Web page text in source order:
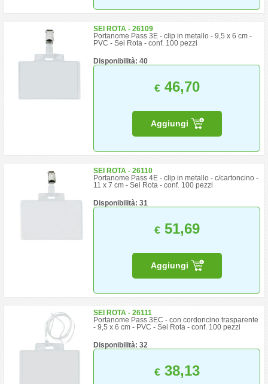
SEI ROTA - 26109
Portanome Pass 3E - clip in metallo - 9,5 x 6 cm -
PVC - Sei Rota - conf. 100 pezzi
Disponibilità: 40
€46,70
Aggiungi
SEI ROTA - 26110
Portanome Pass 4E - clip in metallo - c/cartoncino -
11 x 7 cm - Sei Rota - conf. 100 pezzi
Disponibilità: 31
€51,69
Aggiungi
SEI ROTA - 26111
Portanome Pass 3EC - con cordoncino trasparente
- 9,5 x 6 cm - PVC - Sei Rota - conf. 100 pezzi
Disponibilità: 32
€38,13